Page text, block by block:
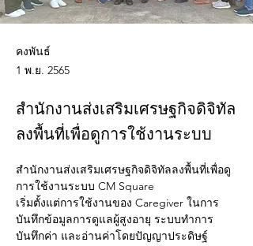
คงพันธ์
1 พ.ย. 2565
สำนักงานส่งเสริมเศรษฐกิจดิจิทัล
ลงพื้นที่เพื่อดูการใช้งานระบบ
สำนักงานส่งเสริมเศรษฐกิจดิจิทัลลงพื้นที่เพื่อดู
การใช้งานระบบ CM Square
เริ่มตั้งแต่การใช้งานของ Caregiver ในการ
บันทึกข้อมูลการดูแลผู้สูงอายุ ระบบทำการ
บันทึกค่า และอ่านค่าโดยปัญญาประดิษฐ์